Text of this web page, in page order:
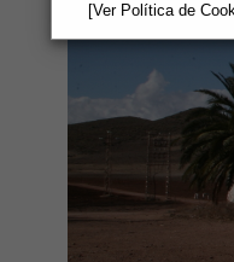
[Ver Política de